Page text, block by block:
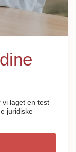
laget en test
juridiske